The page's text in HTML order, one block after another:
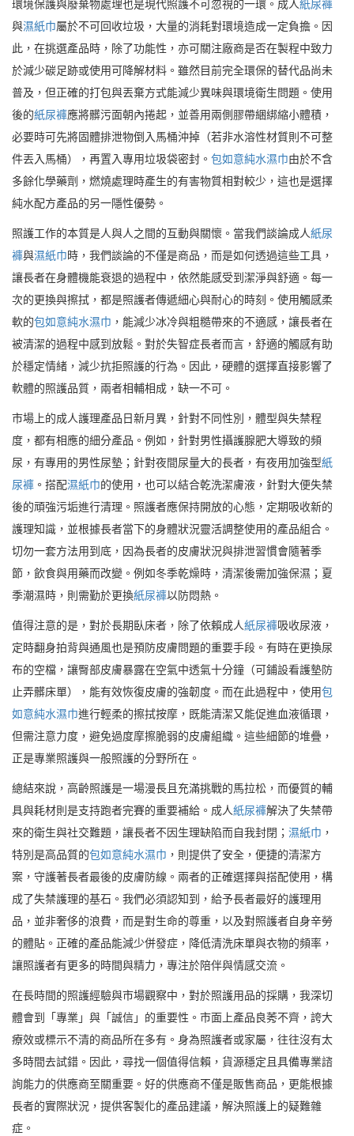
環境保護與廢棄物處理也是現代照護不可忽視的一環。成人紙尿褲
與濕紙巾屬於不可回收垃圾，大量的消耗對環境造成一定負擔。因
此，在挑選產品時，除了功能性，亦可關注廠商是否在製程中致力
於減少碳足跡或使用可降解材料。雖然目前完全環保的替代品尚未
普及，但正確的打包與丟棄方式能減少異味與環境衛生問題。使用
後的紙尿褲應將髒污面朝內捲起，並善用兩側膠帶綑綁縮小體積，
必要時可先將固體排泄物倒入馬桶沖掉（若非水溶性材質則不可整
件丟入馬桶），再置入專用垃圾袋密封。 包如意純水濕巾由於不含
多餘化學藥劑，燃燒處理時產生的有害物質相對較少，這也是選擇
純水配方產品的另一隱性優勢。
照護工作的本質是人與人之間的互動與關懷。當我們談論成人紙尿
褲與濕紙巾時，我們談論的不僅是商品，而是如何透過這些工具，
讓長者在身體機能衰退的過程中，依然能感受到潔淨與舒適。每一
次的更換與擦拭，都是照護者傳遞細心與耐心的時刻。使用觸感柔
軟的包如意純水濕巾 ，能減少冰冷與粗糙帶來的不適感，讓長者在
被清潔的過程中感到放鬆。對於失智症長者而言，舒適的觸感有助
於穩定情緒，減少抗拒照護的行為。因此，硬體的選擇直接影響了
軟體的照護品質，兩者相輔相成，缺一不可。
市場上的成人護理產品日新月異，針對不同性別，體型與失禁程
度，都有相應的細分產品。例如，針對男性攝護腺肥大導致的頻
尿，有專用的男性尿墊；針對夜間尿量大的長者，有夜用加強型紙
尿褲 。搭配濕紙巾的使用，也可以結合乾洗潔膚液，針對大便失禁
後的頑強污垢進行清理。照護者應保持開放的心態，定期吸收新的
護理知識，並根據長者當下的身體狀況靈活調整使用的產品組合。
切勿一套方法用到底，因為長者的皮膚狀況與排泄習慣會隨著季
節，飲食與用藥而改變。例如冬季乾燥時，清潔後需加強保濕；夏
季潮濕時，則需勤於更換紙尿褲以防悶熱。
值得注意的是，對於長期臥床者，除了依賴成人紙尿褲吸收尿液，
定時翻身拍背與通風也是預防皮膚問題的重要手段。有時在更換尿
布的空檔，讓臀部皮膚暴露在空氣中透氣十分鐘（可鋪設看護墊防
止弄髒床單），能有效恢復皮膚的強韌度。而在此過程中，使用包
如意純水濕巾進行輕柔的擦拭按摩，既能清潔又能促進血液循環，
但需注意力度，避免過度摩擦脆弱的皮膚組織。這些細節的堆疊，
正是專業照護與一般照護的分野所在。
總結來說，高齡照護是一場漫長且充滿挑戰的馬拉松，而優質的輔
具與耗材則是支持跑者完賽的重要補給。成人紙尿褲解決了失禁帶
來的衛生與社交難題，讓長者不因生理缺陷而自我封閉； 濕紙巾 ，
特別是高品質的包如意純水濕巾 ，則提供了安全，便捷的清潔方
案，守護著長者最後的皮膚防線。兩者的正確選擇與搭配使用，構
成了失禁護理的基石。我們必須認知到，給予長者最好的護理用
品，並非奢侈的浪費，而是對生命的尊重，以及對照護者自身辛勞
的體貼。正確的產品能減少併發症，降低清洗床單與衣物的頻率，
讓照護者有更多的時間與精力，專注於陪伴與情感交流。
在長時間的照護經驗與市場觀察中，對於照護用品的採購，我深切
體會到「專業」與「誠信」的重要性。市面上產品良莠不齊，誇大
療效或標示不清的商品所在多有。身為照護者或家屬，往往沒有太
多時間去試錯。因此，尋找一個值得信賴，貨源穩定且具備專業諮
詢能力的供應商至關重要。好的供應商不僅是販售商品，更能根據
長者的實際狀況，提供客製化的產品建議，解決照護上的疑難雜
症。